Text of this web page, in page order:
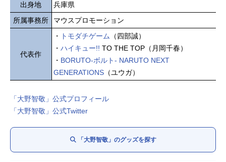
出身地
兵庫県
所属事務所
マウスプロモーション
代表作
・ トモダチゲーム
（四部誠）
・ ハイキュー!! TO THE TOP（月岡千春）
・ BORUTO-ボルト- NARUTO NEXT
GENERATIONS （ユウガ）
「大野智敬」公式プロフィール
「大野智敬」公式Twitter
「大野智敬」のグッズを探す